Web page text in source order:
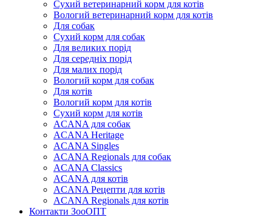
Сухий ветеринарний корм для котів
Вологий ветеринарний корм для котів
Для собак
Сухий корм для собак
Для великих порід
Для середніх порід
Для малих порід
Вологий корм для собак
Для котів
Вологий корм для котів
Сухий корм для котів
ACANA для собак
ACANA Heritage
ACANA Singles
ACANA Regionals для собак
ACANA Classics
ACANA для котів
ACANA Рецепти для котів
ACANA Regionals для котів
Контакти ЗооОПТ